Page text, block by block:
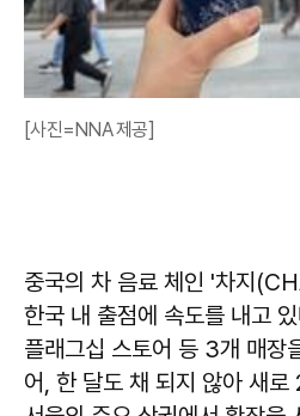
[사진=NNA 제공]
중국의 차 음료 체인 '차지
한국 내 출점에 속도를 내고
플래그십 스토어 등 3개 매장
어, 한 달도 채 되지 않아 새로